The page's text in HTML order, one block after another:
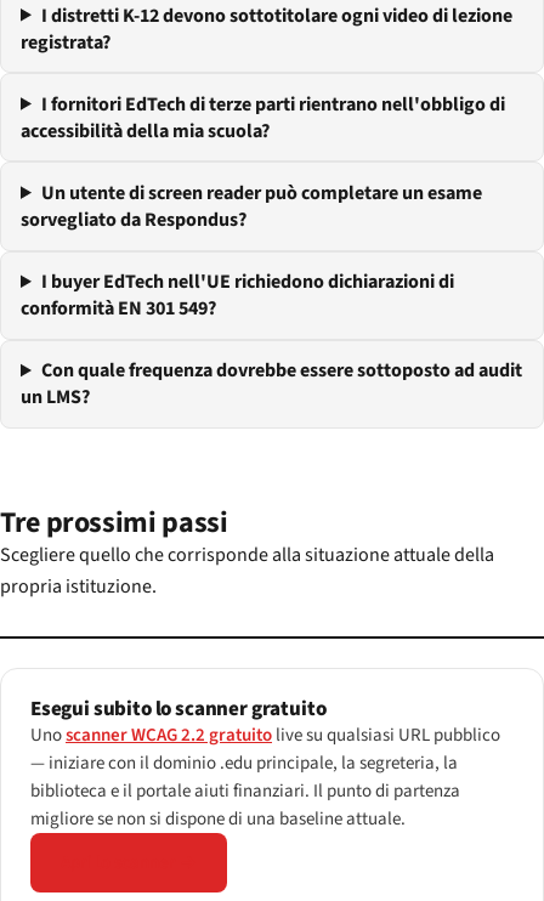
I distretti K-12 devono sottotitolare ogni video di lezione
registrata?
I fornitori EdTech di terze parti rientrano nell'obbligo di
accessibilità della mia scuola?
Un utente di screen reader può completare un esame
sorvegliato da Respondus?
I buyer EdTech nell'UE richiedono dichiarazioni di
conformità EN 301 549?
Con quale frequenza dovrebbe essere sottoposto ad audit
un LMS?
Tre prossimi passi
Scegliere quello che corrisponde alla situazione attuale della
propria istituzione.
Esegui subito lo scanner gratuito
Unoscanner WCAG 2.2 gratuitolive su qualsiasi URL pubblico
— iniziare con il dominio .edu principale, la segreteria, la
biblioteca e il portale aiuti finanziari. Il punto di partenza
migliore se non si dispone di una baseline attuale.